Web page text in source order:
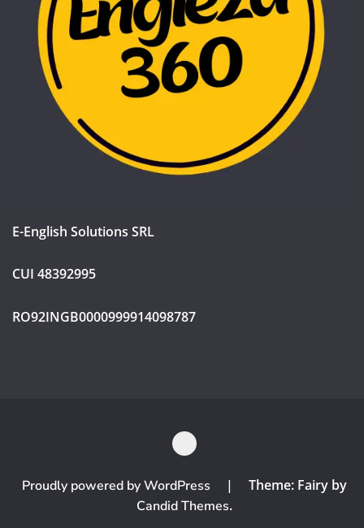
E-English Solutions SRL
CUI 48392995
RO92INGB0000999914098787
Proudly powered by WordPress |
Theme: Fairy by
Candid Themes.